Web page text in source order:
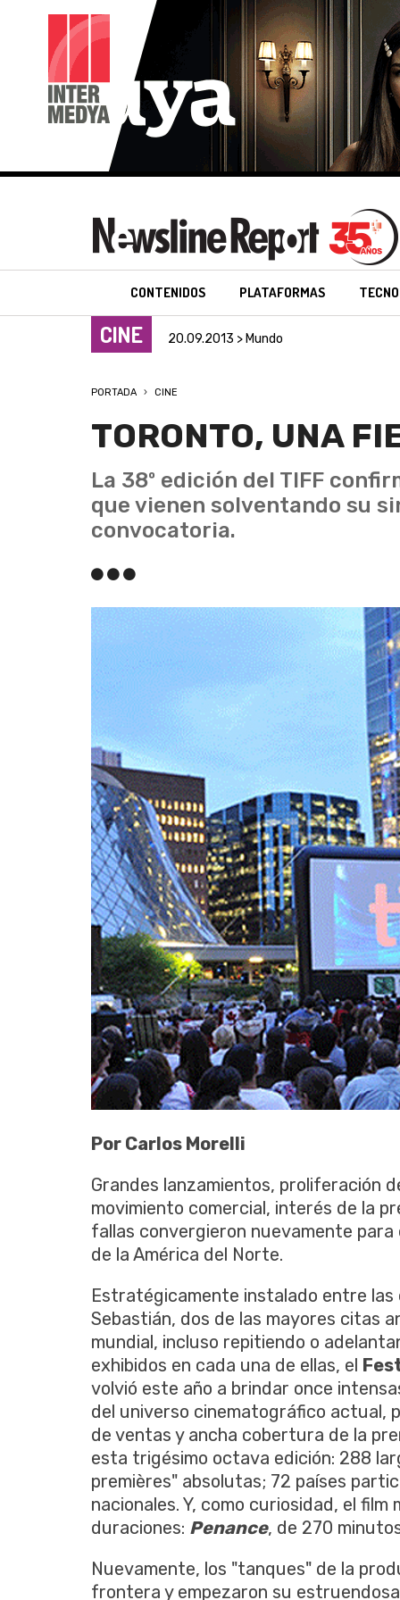
CONTENIDOS PLATAFORMAS
CINE 20.09.2013 > Mundo
PORTADA CINE
TORONTO, UNA
La 38º edición del TIFF
que vienen solventando su
convocatoria.
Por Carlos Morelli
Grandes lanzamientos, proliferación
movimiento comercial, interés de la
fallas convergieron nuevamente
de la América del Norte.
Estratégicamente instalado entre las
Sebastián, dos de las mayores citas
mundial, incluso repitiendo o
exhibidos en cada una de ellas, el
volvió este año a brindar once
del universo cinematográfico actual,
de ventas y ancha cobertura de la
esta trigésimo octava edición: 288
premières" absolutas; 72 países
nacionales. Y, como curiosidad, el
duraciones: Penance, de 270
Nuevamente, los "tanques" de la
frontera y empezaron su